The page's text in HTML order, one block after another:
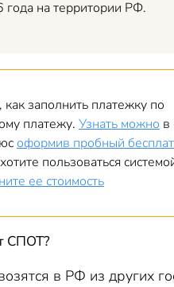
на территории РФ.
заполнить платежку по
платежу. Узнать можно в
оформив пробный
пользоваться
ее стоимость
СПОТ?
в РФ из других